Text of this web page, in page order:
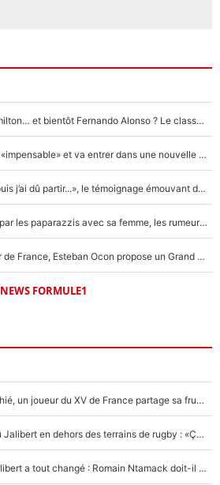
Max Verstappen, Lewis Hamilton… et bientôt Fernando Alonso ? Le classement des pilotes les mieux payés en Formule 1 risque de changer !
F1 - Alpine signe un accord «impensable» et va entrer dans une nouvelle dimension : Grande nouvelle pour Pierre Gasly !
F1 : « Je lui ai fait un câlin, puis j’ai dû partir...», le témoignage émouvant de Max Verstappen sur sa fille
F1 : Charles Leclerc surpris par les paparazzis avec sa femme, les rumeurs étaient vraies !
Comme pour le final du Tour de France, Esteban Ocon propose un Grand Prix de Formule 1 à Paris : «Autour de l’Arc de Triomphe, ce serait génial» !
NEWS FORMULE1
Mis de côté par Fabien Galthié, un joueur du XV de France partage sa frustration : «ils ne me l’ont pas dit tout de suite»
La raison d'être de Matthieu Jalibert en dehors des terrains de rugby : «Ça m'atteint autant que si tu touches à un membre de ma famille»
XV de France - Matthieu Jalibert a tout changé : Romain Ntamack doit-il s’inquiéter pour sa place à un an de la Coupe du monde ?